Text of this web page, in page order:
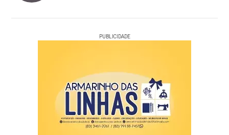
PUBLICIDADE